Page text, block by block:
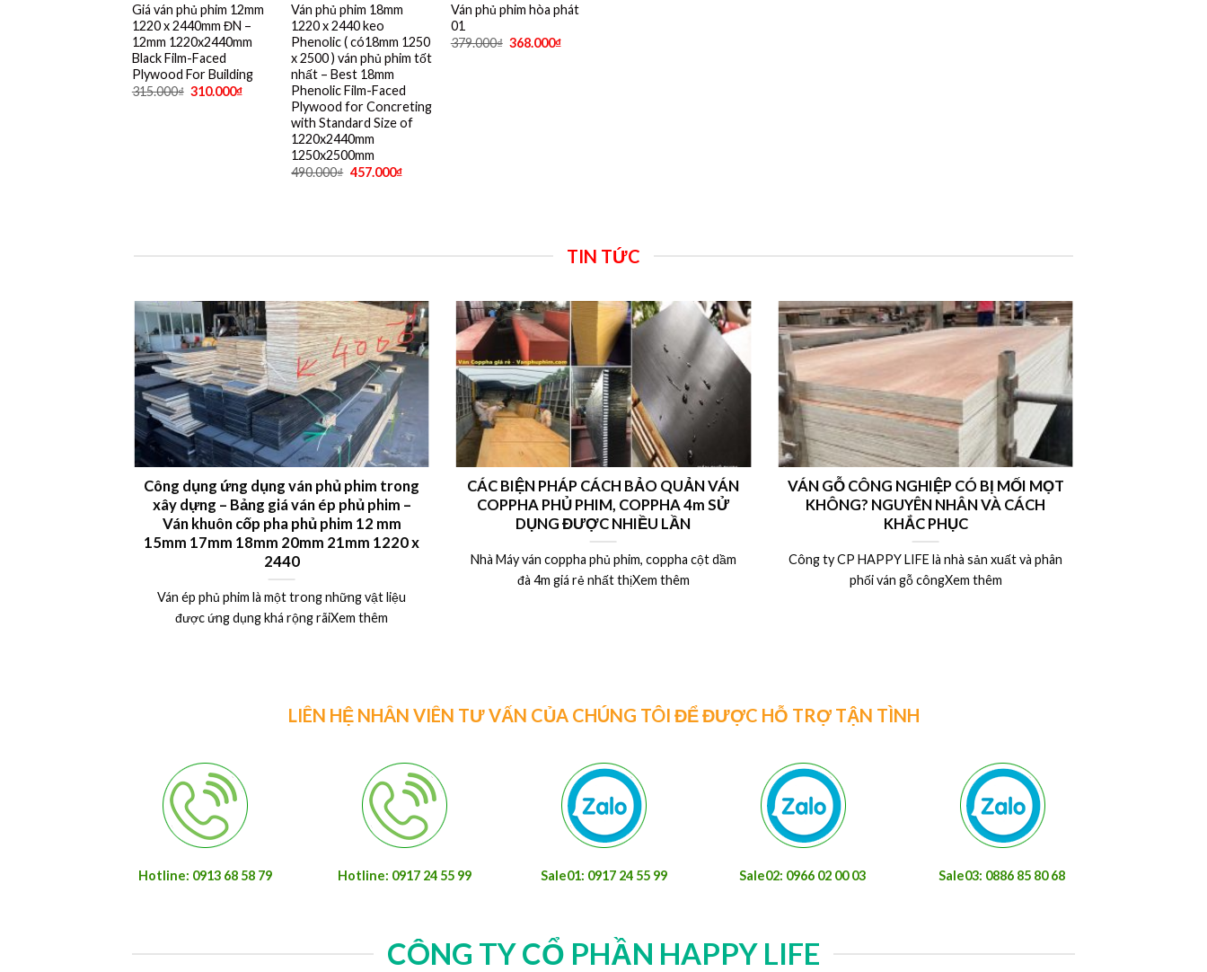
Giá ván phủ phim 12mm
1220 x 2440mm ĐN –
12mm 1220x2440mm
Black Film-Faced
Plywood For Building
315.000₫ 310.000₫
Ván phủ phim 18mm
1220 x 2440 keo
Phenolic ( có18mm 1250
x 2500 ) ván phủ phim tốt
nhất – Best 18mm
Phenolic Film-Faced
Plywood for Concreting
with Standard Size of
1220x2440mm
1250x2500mm
490.000₫ 457.000₫
Ván phủ phim hòa phát
01
379.000₫ 368.000₫
TIN TỨC
Công dụng ứng dụng ván phủ phim trong
xây dựng – Bảng giá ván ép phủ phim –
Ván khuôn cốp pha phủ phim 12 mm
15mm 17mm 18mm 20mm 21mm 1220 x
2440
Ván ép phủ phim là một trong những vật liệu
được ứng dụng khá rộng rãiXem thêm
CÁC BIỆN PHÁP CÁCH BẢO QUẢN VÁN
COPPHA PHỦ PHIM, COPPHA 4m SỬ
DỤNG ĐƯỢC NHIỀU LẦN
Nhà Máy ván coppha phủ phim, coppha cột dầm
đà 4m giá rẻ nhất thịXem thêm
VÁN GỖ CÔNG NGHIỆP CÓ BỊ MỐI MỌT
KHÔNG? NGUYÊN NHÂN VÀ CÁCH
KHẮC PHỤC
Công ty CP HAPPY LIFE là nhà sản xuất và phân
phối ván gỗ côngXem thêm
LIÊN HỆ NHÂN VIÊN TƯ VẤN CỦA CHÚNG TÔI ĐỂ ĐƯỢC HỖ TRỢ TẬN TÌNH
Hotline: 0913 68 58 79 Hotline: 0917 24 55 99 Sale01: 0917 24 55 99 Sale02: 0966 02 00 03 Sale03: 0886 85 80 68
CÔNG TY CỔ PHẦN HAPPY LIFE